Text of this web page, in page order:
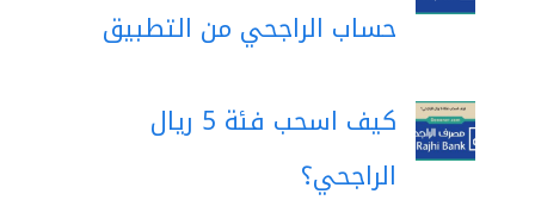
حساب الراجحي من التطبيق
كيف اسحب فئة 5 ريال
الراجحي؟